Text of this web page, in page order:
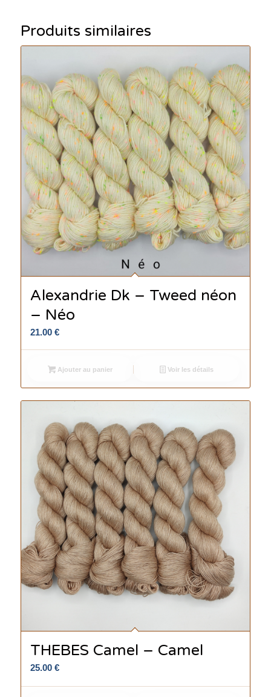
Produits similaires
Alexandrie Dk – Tweed néon
– Néo
21.00 €
Ajouter au panier Voir les détails
THEBES Camel – Camel
25.00 €